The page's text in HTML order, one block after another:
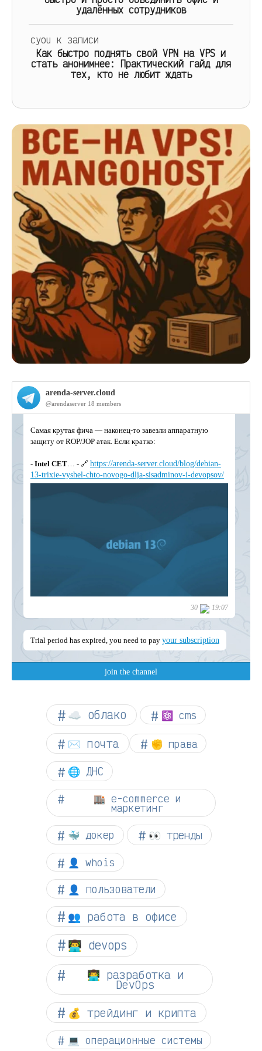
удалённых сотрудников
cyou к записи
Как быстро поднять свой VPN на VPS и
стать анонимнее: Практический гайд для
тех, кто не любит ждать
☁︎ облако ⚛ cms
✉️ почта ✊ права
🌐 ДНС
🏬 e-commerce и
маркетинг
🐳 докер 👀 тренды
👤 whois
👤 пользователи
👥 работа в офисе
👨‍💻 devops
👨‍💻 разработка и
DevOps
💰 трейдинг и крипта
💻 операционные системы